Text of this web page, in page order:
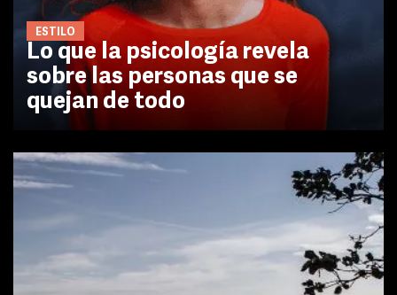
ESTILO
Lo que la psicología revela
sobre las personas que se
quejan de todo